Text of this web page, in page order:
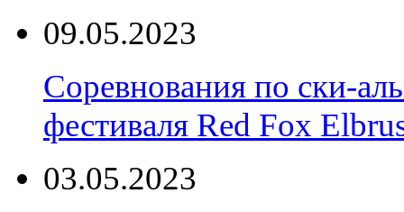
09.05.2023
Соревнования по ски-
фестиваля Red Fox
03.05.2023